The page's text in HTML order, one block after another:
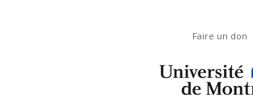
Faire un don